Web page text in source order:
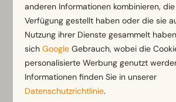
anderen Informationen kombinieren,
Verfügung gestellt haben oder die sie
Nutzung ihrer Dienste gesammelt
sichGoogle Gebrauch, wobei die
personalisierte Werbung genutzt
Informationen finden Sie in unserer
Datenschutzrichtlinie.